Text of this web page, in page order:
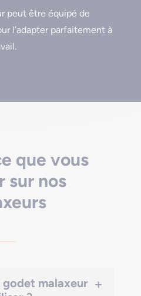
peut être équipé de
l’adapter parfaitement à
que vous
sur nos
godet malaxeur +